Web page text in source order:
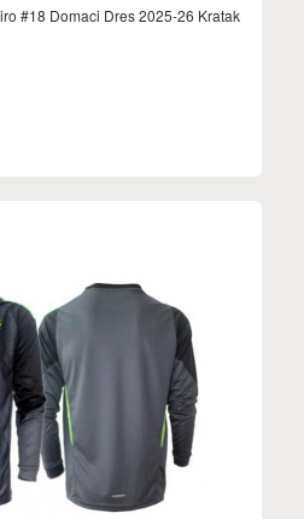
#18 Domaci Dres 2025-26 Kratak